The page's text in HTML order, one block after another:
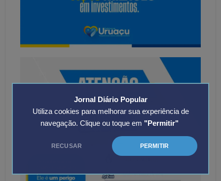
Jornal Diário Popular
Utiliza cookies para melhorar sua experiência de
navegação. Clique ou toque em "Permitir"
RECUSAR PERMITIR